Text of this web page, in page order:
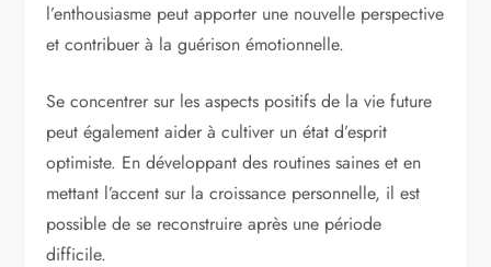
l’enthousiasme peut apporter une nouvelle perspective
et contribuer à la guérison émotionnelle.
Se concentrer sur les aspects positifs de la vie future
peut également aider à cultiver un état d’esprit
optimiste. En développant des routines saines et en
mettant l’accent sur la croissance personnelle, il est
possible de se reconstruire après une période
difficile.